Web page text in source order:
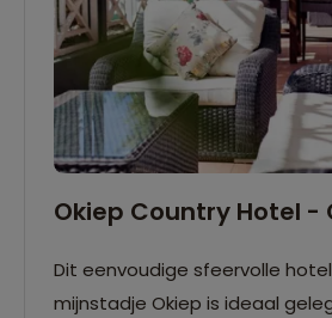
Okiep Country Hotel -
Dit eenvoudige sfeervolle
mijnstadje Okiep is ideaal